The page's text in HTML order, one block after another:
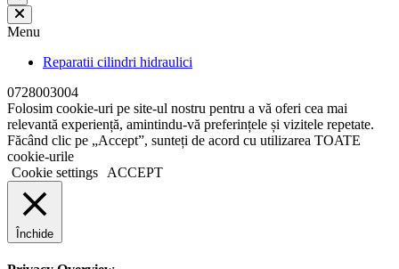
Menu
Reparatii cilindri hidraulici
0728003004
Folosim cookie-uri pe site-ul nostru pentru a vă oferi cea mai
relevantă experiență, amintindu-vă preferințele și vizitele repetate.
Făcând clic pe „Accept”, sunteți de acord cu utilizarea TOATE
cookie-urile
Cookie settings
ACCEPT
Închide